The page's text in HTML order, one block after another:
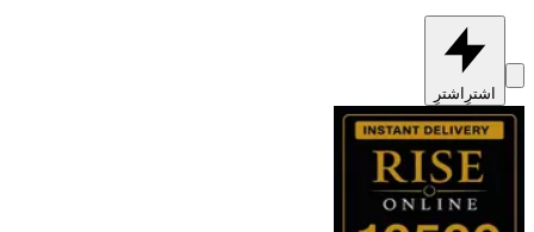
اشترِ اشترِ